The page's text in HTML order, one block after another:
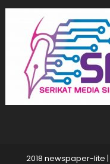
2018 newspaper-lite |